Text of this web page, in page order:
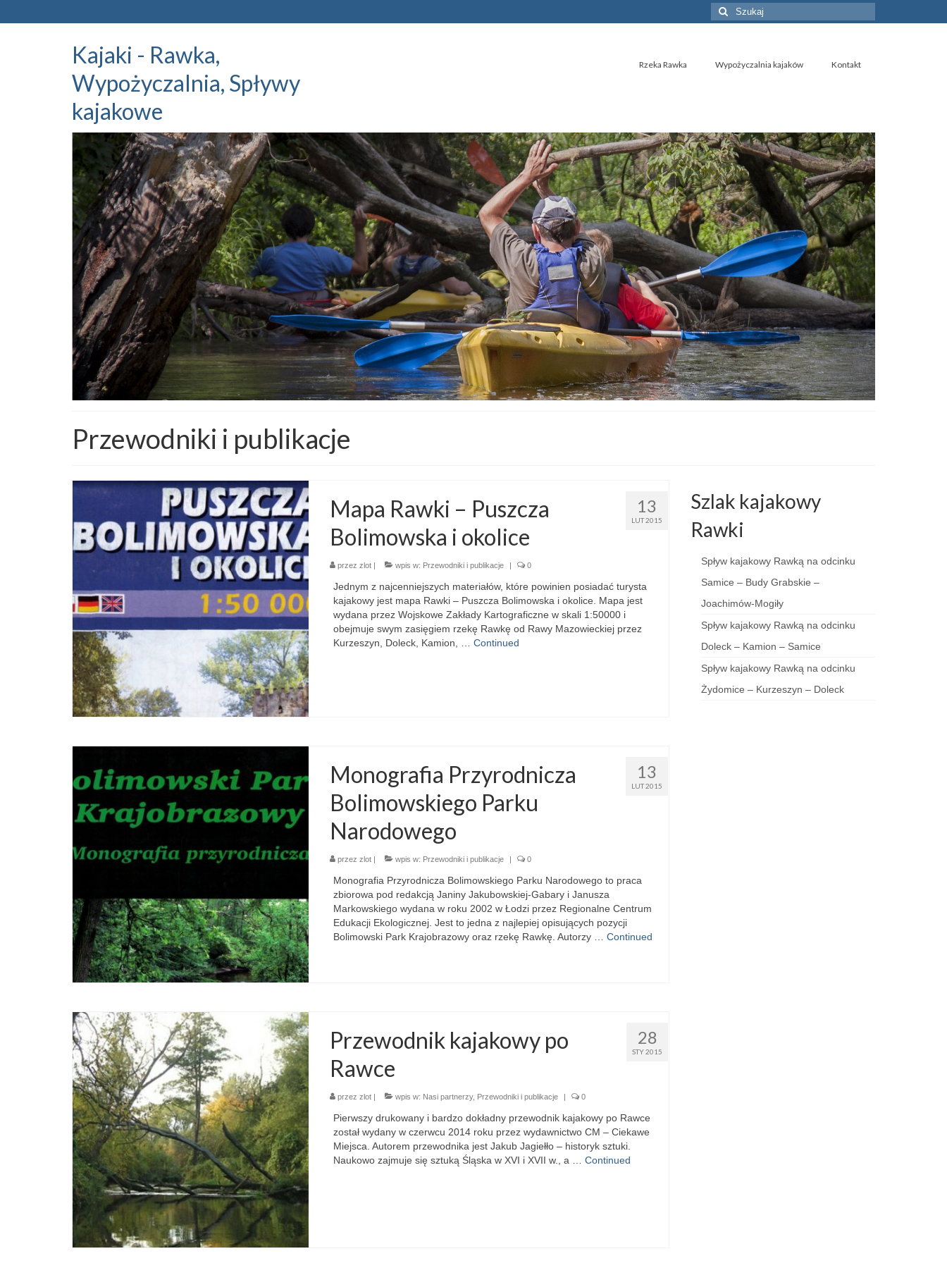
Szuklaj
w:
Kajaki - Rawka,
Wypożyczalnia, Spływy
kajakowe
Rzeka Rawka Wypożyczalnia kajaków Kontakt
Przewodniki i publikacje
13
LUT 2015
Mapa Rawki – Puszcza
Bolimowska i okolice
przez zlot| wpis w: Przewodniki i publikacje | 0
Jednym z najcenniejszych materiałów, które powinien posiadać turysta
kajakowy jest mapa Rawki – Puszcza Bolimowska i okolice. Mapa jest
wydana przez Wojskowe Zakłady Kartograficzne w skali 1:50000 i
obejmuje swym zasięgiem rzekę Rawkę od Rawy Mazowieckiej przez
Kurzeszyn, Doleck, Kamion, … Continued
13
LUT 2015
Monografia Przyrodnicza
Bolimowskiego Parku
Narodowego
przez zlot| wpis w: Przewodniki i publikacje | 0
Monografia Przyrodnicza Bolimowskiego Parku Narodowego to praca
zbiorowa pod redakcją Janiny Jakubowskiej-Gabary i Janusza
Markowskiego wydana w roku 2002 w Łodzi przez Regionalne Centrum
Edukacji Ekologicznej. Jest to jedna z najlepiej opisujących pozycji
Bolimowski Park Krajobrazowy oraz rzekę Rawkę. Autorzy … Continued
28
STY 2015
Przewodnik kajakowy po
Rawce
przez zlot| wpis w: Nasi partnerzy, Przewodniki i publikacje | 0
Pierwszy drukowany i bardzo dokładny przewodnik kajakowy po Rawce
został wydany w czerwcu 2014 roku przez wydawnictwo CM – Ciekawe
Miejsca. Autorem przewodnika jest Jakub Jagiełło – historyk sztuki.
Naukowo zajmuje się sztuką Śląska w XVI i XVII w., a … Continued
Szlak kajakowy
Rawki
Spływ kajakowy Rawką na odcinku
Samice – Budy Grabskie –
Joachimów-Mogiły
Spływ kajakowy Rawką na odcinku
Doleck – Kamion – Samice
Spływ kajakowy Rawką na odcinku
Żydomice – Kurzeszyn – Doleck